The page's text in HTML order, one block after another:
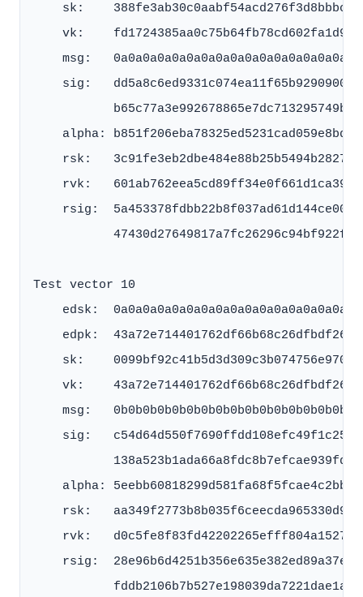
sk:
vk:
msg:
sig:
alpha:
rsk:
rvk:
rsig:
Test vector 10
edsk:
edpk:
sk:
vk:
msg:
sig:
alpha:
rsk:
rvk:
rsig: